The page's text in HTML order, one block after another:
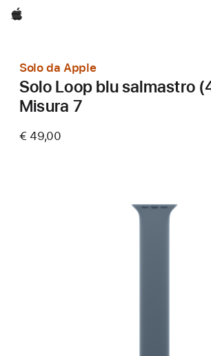
Apple
Solo da Apple
Solo Loop blu salmastro
Misura 7
€ 49,00